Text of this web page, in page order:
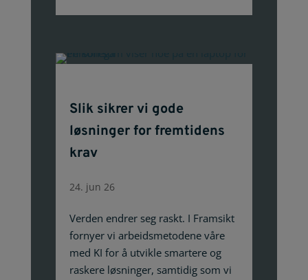
Slik sikrer vi gode
løsninger for fremtidens
krav
24. jun 26
Verden endrer seg raskt. I Framsikt
fornyer vi arbeidsmetodene våre
med KI for å utvikle smartere og
raskere løsninger, samtidig som vi